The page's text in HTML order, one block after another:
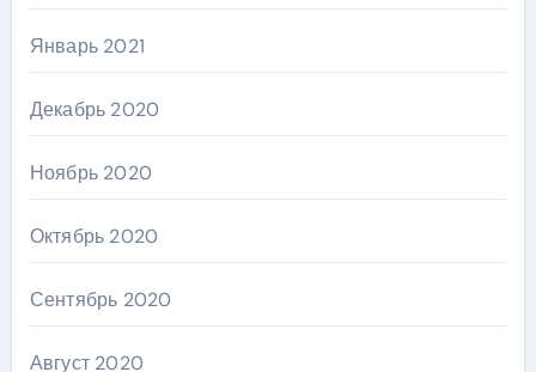
Январь 2021
Декабрь 2020
Ноябрь 2020
Октябрь 2020
Сентябрь 2020
Август 2020